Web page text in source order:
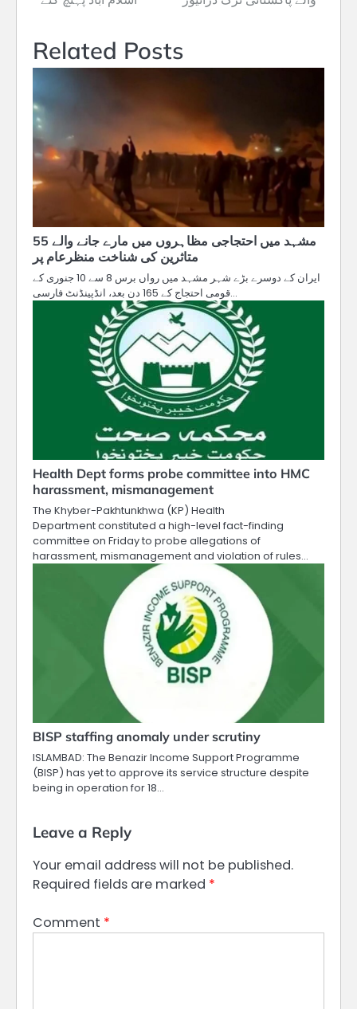
Related Posts
مشہد میں احتجاجی مظاہروں میں مارے جانے والے 55
متاثرین کی شناخت منظرعام پر
ایران کے دوسرے بڑے شہر مشہد میں رواں برس 8 سے 10 جنوری کے
قومی احتجاج کے 165 دن بعد، انڈپینڈنٹ فارسی…
Health Dept forms probe committee into HMC
harassment, mismanagement
The Khyber-Pakhtunkhwa (KP) Health
Department constituted a high-level fact-finding
committee on Friday to probe allegations of
harassment, mismanagement and violation of rules…
BISP staffing anomaly under scrutiny
ISLAMBAD: The Benazir Income Support Programme
(BISP) has yet to approve its service structure despite
being in operation for 18…
Leave a Reply
Your email address will not be published.
Required fields are marked *
Comment *